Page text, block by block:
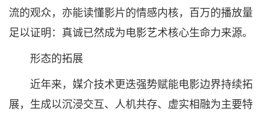
流的观众，亦能读懂影片的情感内核，百万的播放量
足以证明：真诚已然成为电影艺术核心生命力来源。
形态的拓展
近年来，媒介技术更迭强势赋能电影边界持续拓
展，生成以沉浸交互、人机共存、虚实相融为主要特